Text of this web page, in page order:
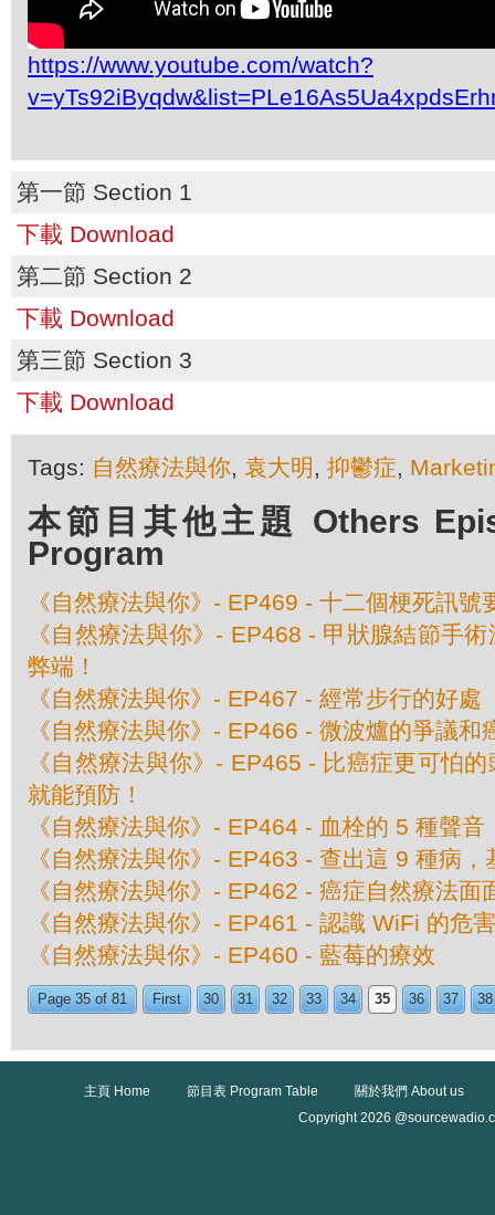
https://www.youtube.com/watch?
第一節 Section 1
下載 Download
第二節 Section 2
下載 Download
第三節 Section 3
下載 Download
Tags: 自然療法與你, 袁大明 , 抑鬱症,
本節目其他主題 Others
Program
《自然療法與你》- EP469 - 十二個梗死訊號
《自然療法與你》- EP468 - 甲狀腺結節手
弊端！
《自然療法與你》- EP467 - 經常步行的好處
《自然療法與你》- EP466 - 微波爐的爭議和
《自然療法與你》- EP465 - 比癌症更可怕
就能預防！
《自然療法與你》- EP464 - 血栓的 5 種聲音
《自然療法與你》- EP463 - 查出這 9 種病，
《自然療法與你》- EP462 - 癌症自然療法面
《自然療法與你》- EP461 - 認識 WiFi 的危害
《自然療法與你》- EP460 - 藍莓的療效
Page 35 of 81 First 30 31 32 33 34 35 36 37 38
主頁 Home 節目表 Program Table
關於我們 About us
Copyright 2026